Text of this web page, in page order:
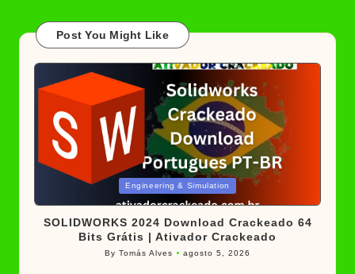
Post You Might Like
Engineering & Simulation
SOLIDWORKS 2024 Download Crackeado 64
Bits Grátis | Ativador Crackeado
Posted
ByTomás Alves agosto 5, 2026